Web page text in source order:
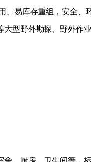
易库存重组，安全、
型野外勘探、野外作
、厨房、卫生间等。